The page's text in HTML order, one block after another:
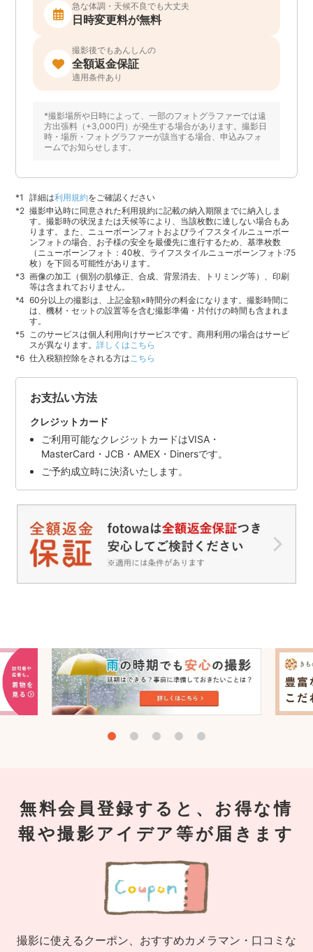
急な体調・天候不良でも大丈夫
日時変更料が無料
撮影後でもあんしんの
全額返金保証
適用条件あり
*撮影場所や日時によって、一部のフォトグラファーでは遠
方出張料（+3,000円）が発生する場合があります。撮影日
時・場所・フォトグラファーが該当する場合、申込みフォ
ームでお知らせします。
詳細は利用規約をご確認ください
撮影申込時に同意された利用規約に記載の納入期限までに納入しま
す。撮影時の状況または天候等により、当該枚数に達しない場合もあ
ります。また、ニューボーンフォトおよびライフスタイルニューボー
ンフォトの場合、お子様の安全を最優先に進行するため、基準枚数
（ニューボーンフォト：40枚、ライフスタイルニューボーンフォト:75
枚）を下回る可能性があります。
画像の加工（個別の肌修正、合成、背景消去、トリミング等）、印刷
等は含まれておりません。
60分以上の撮影は、上記金額×時間分の料金になります。撮影時間に
は、機材・セットの設置等を含む撮影準備・片付けの時間も含まれま
す。
このサービスは個人利用向けサービスです。商用利用の場合はサービ
スが異なります。詳しくはこちら
仕入税額控除をされる方はこちら
お支払い方法
クレジットカード
ご利用可能なクレジットカードはVISA・
MasterCard・JCB・AMEX・Dinersです。
ご予約成立時に決済いたします。
無料会員登録すると、お得な情
報や撮影アイデア等が届きます
撮影に使えるクーポン、おすすめカメラマン・口コミな